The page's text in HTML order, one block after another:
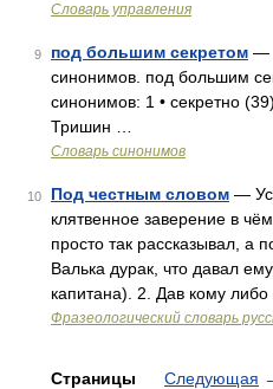
Словарь управления
9 под большим секретом —
синонимов. под большим
синонимов: 1 • секретно
Тришин …
Словарь синонимов
10 Под честным словом —
клятвенное заверение в
просто так рассказывал, а
Валька дурак, что давал
капитана). 2. Дав кому либо
Фразеологический словарь
Страницы Следующая